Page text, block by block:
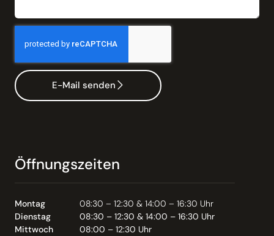
E-Mail senden
Öffnungszeiten
Montag
08:30 – 12:30 & 14:00 – 16:30 Uhr
Dienstag
08:30 – 12:30 & 14:00 – 16:30 Uhr
Mittwoch
08:00 – 12:30 Uhr